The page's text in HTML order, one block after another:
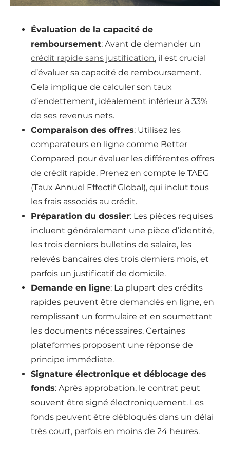
Évaluation de la capacité de
remboursement: Avant de demander un
crédit rapide sans justification, il est crucial
d’évaluer sa capacité de remboursement.
Cela implique de calculer son taux
d’endettement, idéalement inférieur à 33%
de ses revenus nets.
Comparaison des offres: Utilisez les
comparateurs en ligne comme Better
Compared pour évaluer les différentes offres
de crédit rapide. Prenez en compte le TAEG
(Taux Annuel Effectif Global), qui inclut tous
les frais associés au crédit.
Préparation du dossier: Les pièces requises
incluent généralement une pièce d’identité,
les trois derniers bulletins de salaire, les
relevés bancaires des trois derniers mois, et
parfois un justificatif de domicile.
Demande en ligne: La plupart des crédits
rapides peuvent être demandés en ligne, en
remplissant un formulaire et en soumettant
les documents nécessaires. Certaines
plateformes proposent une réponse de
principe immédiate.
Signature électronique et déblocage des
fonds: Après approbation, le contrat peut
souvent être signé électroniquement. Les
fonds peuvent être débloqués dans un délai
très court, parfois en moins de 24 heures.